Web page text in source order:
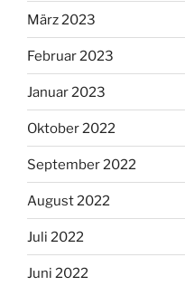
März 2023
Februar 2023
Januar 2023
Oktober 2022
September 2022
August 2022
Juli 2022
Juni 2022